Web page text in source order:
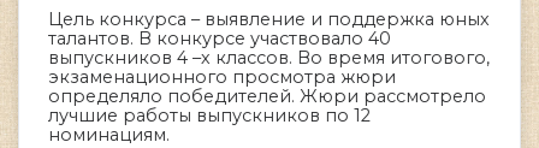
Цель конкурса – выявление и поддержка юных
талантов. В конкурсе участвовало 40
выпускников 4 –х классов. Во время итогового,
экзаменационного просмотра жюри
определяло победителей. Жюри рассмотрело
лучшие работы выпускников по 12
номинациям.